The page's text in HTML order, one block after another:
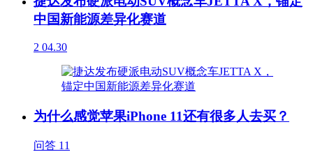
中国新能源差异化赛道
2 04.30
为什么感觉苹果iPhone 11还有很多人去买？
问答 11